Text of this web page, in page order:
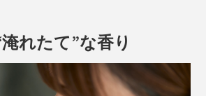
れたて”な香り